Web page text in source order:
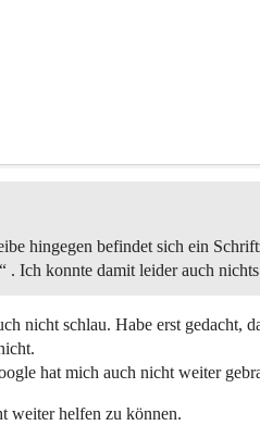
hingegen befindet sich ein
Ich konnte damit leider auch nichts
nicht schlau. Habe erst gedacht,
hat mich auch nicht weiter
weiter helfen zu können.